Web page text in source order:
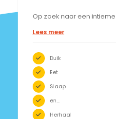
Op zoek naar een
liveaboard-boot, perfect
gasten biedt het een
sfeer – ideaal voor
duikclubs die de drukte
Lees meer
Duik
Eet
Slaap
en...
Herhaal